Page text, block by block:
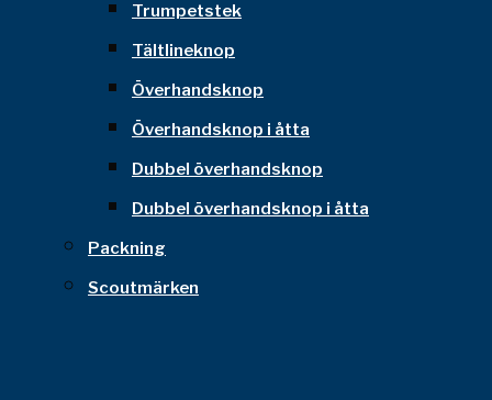
Trumpetstek
Tältlineknop
Överhandsknop
Överhandsknop i åtta
Dubbel överhandsknop
Dubbel överhandsknop i åtta
Packning
Scoutmärken